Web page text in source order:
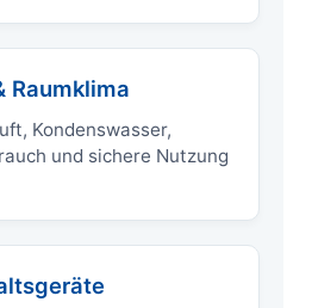
Raumklima
Kondenswasser,
und sichere Nutzung